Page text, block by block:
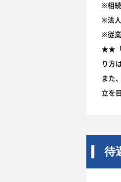
※相
※法
※従
★★「
り方
また
立を
待